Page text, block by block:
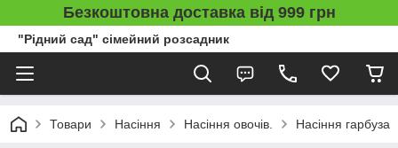
Безкоштовна доставка від 999 грн
"Рідний сад" сімейний розсадник
Товари Насіння Насіння овочів. Насіння гарбуза